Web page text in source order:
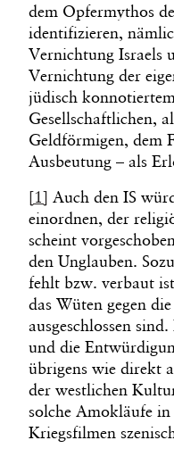
dem Opfermythos
identifizieren,
Vernichtung Israels
Vernichtung der
jüdisch
Gesellschaftlichen,
Geldförmigen, dem
Ausbeutung – als
[1] Auch den IS
einordnen, der
scheint
den Unglauben.
fehlt bzw. verbaut
das Wüten gegen
ausgeschlossen
und die
übrigens wie direkt
der westlichen
solche Amokläufe
Kriegsfilmen